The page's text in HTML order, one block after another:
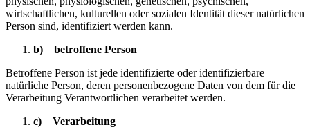
wirtschaftlichen, kulturellen oder sozialen Identität dieser natürlichen
Person sind, identifiziert werden kann.
b) betroffene Person
Betroffene Person ist jede identifizierte oder identifizierbare
natürliche Person, deren personenbezogene Daten von dem für die
Verarbeitung Verantwortlichen verarbeitet werden.
c) Verarbeitung